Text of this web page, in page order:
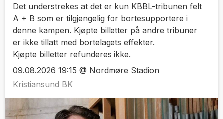
Det understrekes at det er kun KBBL-tribunen felt
A + B som er tilgjengelig for bortesupportere i
denne kampen. Kjøpte billetter på andre tribuner
er ikke tillatt med bortelagets effekter.
Kjøpte billetter refunderes ikke.
09.08.2026 19:15 @ Nordmøre Stadion
Kristiansund BK